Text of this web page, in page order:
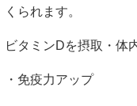
くられます。
ビタミンDを摂取・体
・免疫力アップ